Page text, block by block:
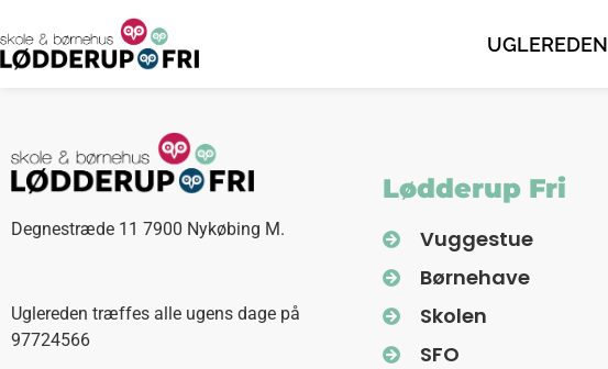
UGLEREDEN
Degnestræde 11 7900 Nykøbing M.
Uglereden træffes alle ugens dage på
97724566
Lødderup Fri
Vuggestue
Børnehave
Skolen
SFO